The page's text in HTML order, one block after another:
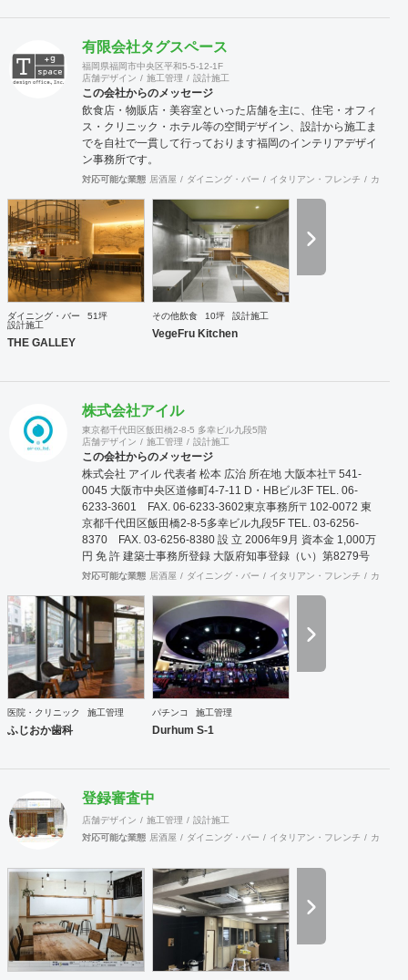
有限会社タグスペース
福岡県福岡市中央区平和5-5-12-1F
店舗デザイン
施工管理 設計施工
この会社からのメッセージ
飲食店・物販店・美容室といった店舗を主に、住宅・オフィ
ス・クリニック・ホテル等の空間デザイン、設計から施工ま
でを自社で一貫して行っております福岡のインテリアデザイ
ン事務所です。
対応可能な業態 居酒屋 ダイニング・バー イタリアン・フレンチ カフェ
ダイニング・バー
51坪
設計施工
THE GALLEY
その他飲食 10坪 設計施工
VegeFru Kitchen
株式会社アイル
東京都千代田区飯田橋2-8-5 多幸ビル九段5階
店舗デザイン
施工管理 設計施工
この会社からのメッセージ
株式会社 アイル 代表者 松本 広治 所在地 大阪本社〒541-
0045 大阪市中央区道修町4-7-11 D・HBビル3F TEL. 06-
6233-3601 FAX. 06-6233-3602東京事務所〒102-0072 東
京都千代田区飯田橋2-8-5多幸ビル九段5F TEL. 03-6256-
8370 FAX. 03-6256-8380 設 立 2006年9月 資本金 1,000万
円 免 許 建築士事務所登録 大阪府知事登録（い）第8279号
建築業許可 大阪府知事登録（般-20）第131632号 屋外広告
の設置及び施工、ビルリノベーション、メンテナンス、現状
復旧工事、環境機器販売 取引銀行 三菱東京UFJ銀行 心斎橋
支店 近畿大阪銀行 本町営業部 大阪信用金庫 西支店
対応可能な業態 居酒屋 ダイニング・バー イタリアン・フレンチ カフェ
医院・クリニック 施工管理
ふじおか歯科
パチンコ 施工管理
Durhum S-1
登録審査中
店舗デザイン 施工管理
設計施工
対応可能な業態 居酒屋 ダイニング・バー イタリアン・フレンチ カフェ